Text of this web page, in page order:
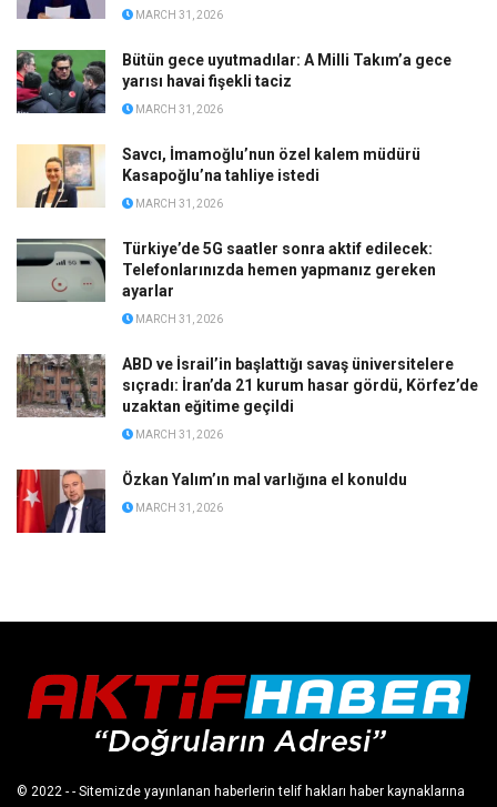
MARCH 31, 2026
Bütün gece uyutmadılar: A Milli Takım’a gece
yarısı havai fişekli taciz
MARCH 31, 2026
Savcı, İmamoğlu’nun özel kalem müdürü
Kasapoğlu’na tahliye istedi
MARCH 31, 2026
Türkiye’de 5G saatler sonra aktif edilecek:
Telefonlarınızda hemen yapmanız gereken
ayarlar
MARCH 31, 2026
ABD ve İsrail’in başlattığı savaş üniversitelere
sıçradı: İran’da 21 kurum hasar gördü, Körfez’de
uzaktan eğitime geçildi
MARCH 31, 2026
Özkan Yalım’ın mal varlığına el konuldu
MARCH 31, 2026
© 2022 - - Sitemizde yayınlanan haberlerin telif hakları haber kaynaklarına